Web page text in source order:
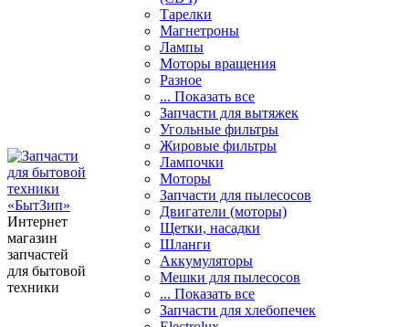
Интернет
магазин
запчастей
для бытовой
техники
Тарелки
Магнетроны
Лампы
Моторы вращения
Разное
... Показать все
Запчасти для вытяжек
Угольные фильтры
Жировые фильтры
Лампочки
Моторы
Запчасти для пылесосов
Двигатели (моторы)
Щетки, насадки
Шланги
Аккумуляторы
Мешки для пылесосов
... Показать все
Запчасти для хлебопечек